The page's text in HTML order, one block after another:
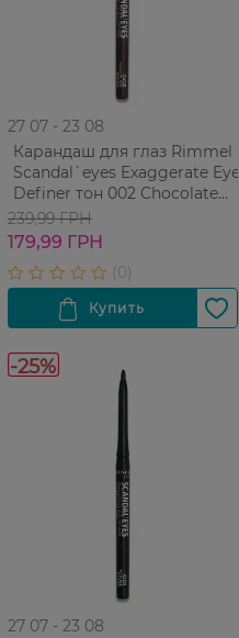
27 07 - 23 08
Карандаш для глаз Rimmel
Scandal`eyes Exaggerate Eye
Definer тон 002 Chocolate
Brown 035 г
239,99 ГРН
179,99 ГРН
-25%
27 07 - 23 08